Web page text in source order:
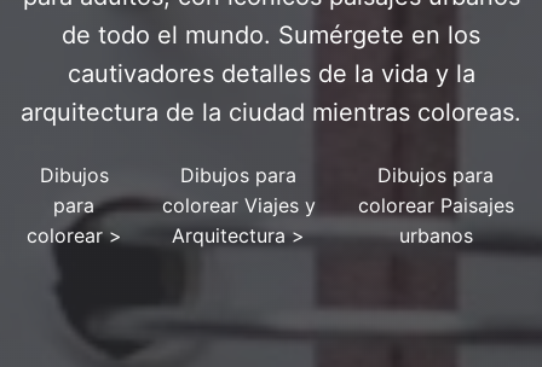
de todo el mundo. Sumérgete en los
cautivadores detalles de la vida y la
arquitectura de la ciudad mientras coloreas.
Dibujos
para
colorear>
Dibujos para
colorear Viajes y
Arquitectura>
Dibujos para
colorear Paisajes
urbanos